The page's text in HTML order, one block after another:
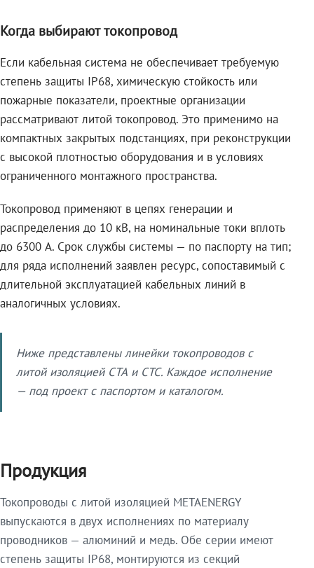
Когда выбирают токопровод
Если кабельная система не обеспечивает требуемую
степень защиты IP68, химическую стойкость или
пожарные показатели, проектные организации
рассматривают литой токопровод. Это применимо на
компактных закрытых подстанциях, при реконструкции
с высокой плотностью оборудования и в условиях
ограниченного монтажного пространства.
Токопровод применяют в цепях генерации и
распределения до 10 кВ, на номинальные токи вплоть
до 6300 А. Срок службы системы — по паспорту на тип;
для ряда исполнений заявлен ресурс, сопоставимый с
длительной эксплуатацией кабельных линий в
аналогичных условиях.
Ниже представлены линейки токопроводов с
литой изоляцией СТА и СТС. Каждое исполнение
— под проект с паспортом и каталогом.
Продукция
Токопроводы с литой изоляцией METAENERGY
выпускаются в двух исполнениях по материалу
проводников — алюминий и медь. Обе серии имеют
степень защиты IP68, монтируются из секций